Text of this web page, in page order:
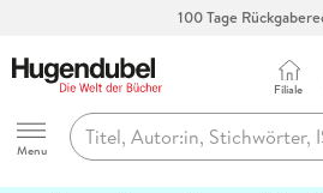
100 Tage
Hugendubel
Menu
Filiale